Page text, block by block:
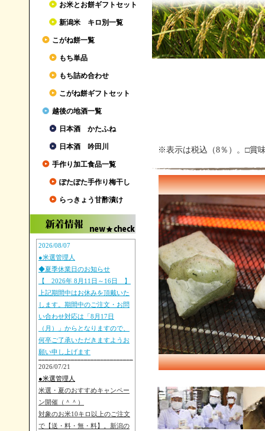
お米とお餅ギフトセット
新潟米 キロ別一覧
こがね餅一覧
もち単品
もち詰め合わせ
こがね餅ギフトセット
越後の地酒一覧
日本酒 かたふね
日本酒 吟田川
手作り加工食品一覧
ぽたぽた手作り梅干し
らっきょう甘酢漬け
2026/08/07
●米選管理人
◆夏季休業日のお知らせ
【 2026年 8月11日～16日 】
上記期間中はお休みを頂戴いた
します。期間中のご注文・お問
い合わせ対応は「8月17日
（月）」からとなりますので、
何卒ご了承いただきますようお
願い申し上げます
2026/07/21
●米選管理人
米選・夏のおすすめキャンペー
ン開催（＾＾）
対象のお米10キロ以上のご注文
で【送・料・無・料】。新潟の
※表示は税込（8％）。□賞